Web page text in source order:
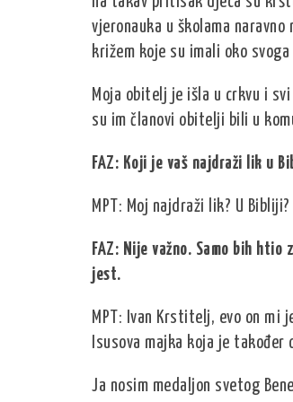
vjeronauka u školama
križem koje su imali oko
Moja obitelj je išla u crkvu i
su im članovi obitelji bili u
FAZ: Koji je vaš najdraži lik u
MPT: Moj najdraži lik? U
FAZ: Nije važno. Samo bih
jest.
MPT: Ivan Krstitelj, evo on mi
Isusova majka koja je
Ja nosim medaljon svetog